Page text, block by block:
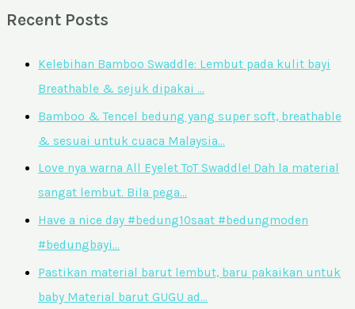
Recent Posts
Kelebihan Bamboo Swaddle: Lembut pada kulit bayi
Breathable & sejuk dipakai …
Bamboo & Tencel bedung yang super soft, breathable
& sesuai untuk cuaca Malaysia…
Love nya warna All Eyelet ToT Swaddle! Dah la material
sangat lembut. Bila pega…
Have a nice day #bedung10saat #bedungmoden
#bedungbayi…
Pastikan material barut lembut, baru pakaikan untuk
baby Material barut GUGU ad…